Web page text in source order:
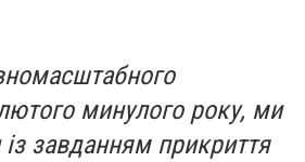
минулого року, ми
завданням прикриття